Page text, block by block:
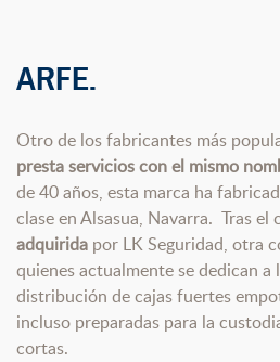
ARFE.
Otro de los fabricantes más
presta servicios con el mismo
de 40 años, esta marca ha
clase en Alsasua, Navarra. Tras el
adquirida por LK Seguridad, otra
quienes actualmente se dedican
distribución de cajas fuertes
incluso preparadas para la
cortas.